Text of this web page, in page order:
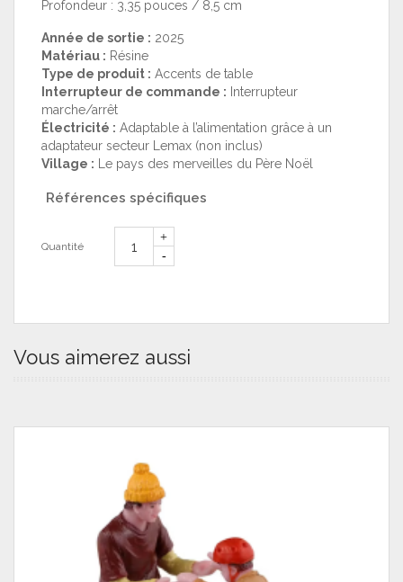
Profondeur : 3,35 pouces / 8,5 cm
Année de sortie : 2025
Matériau : Résine
Type de produit : Accents de table
Interrupteur de commande : Interrupteur
marche/arrêt
Électricité : Adaptable à l’alimentation grâce à un
adaptateur secteur Lemax (non inclus)
Village : Le pays des merveilles du Père Noël
Références spécifiques
Quantité
Vous aimerez aussi